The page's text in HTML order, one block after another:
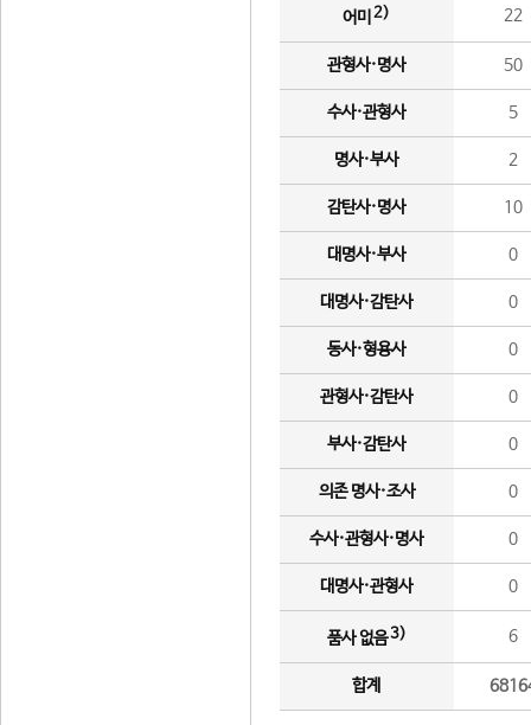
어미 2) 22
관형사·명사 50
수사·관형사 5
명사·부사 2
감탄사·명사 10
대명사·부사 0
대명사·감탄사 0
동사·형용사 0
관형사·감탄사 0
부사·감탄사 0
의존 명사·조사 0
수사·관형사·명사 0
대명사·관형사 0
품사 없음3) 6
합계